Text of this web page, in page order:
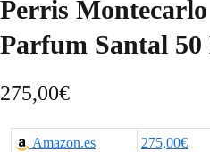
Perris
Parfum Santal
275,00€
Amazon.es 275,00€